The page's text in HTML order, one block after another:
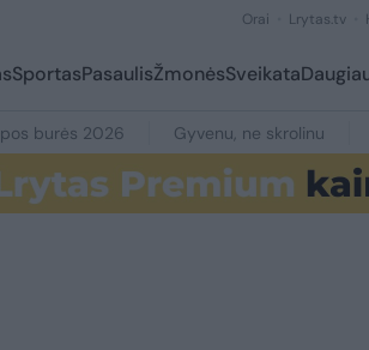
Orai Lrytas.tv
SportasPasaulisŽmonėsSveikata
burės 2026 Gyvenu, ne skrolinu